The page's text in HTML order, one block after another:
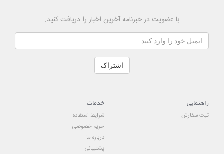
با عضویت در خبرنامه آخرین اخبار را دریافت کنید.
اشتراک
راهنمایی
ثبت سفارش
خدمات
شرایط استفاده
حریم خصوصی
درباره ما
پشتیبانی